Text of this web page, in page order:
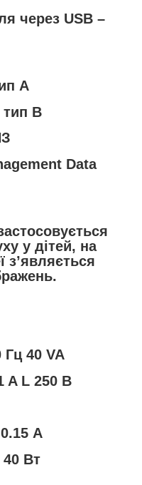
через USB –
A
B
Data
у дітей, на
з’являється
Гц 40 VA
A L 250 В
A
40 Вт